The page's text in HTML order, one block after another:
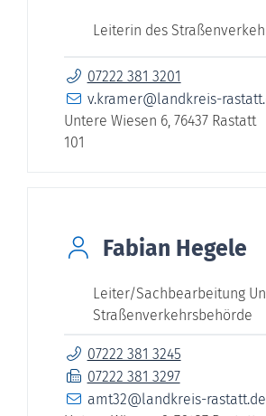
Leiterin des
07222 381 3201
v.kramer@landkreis-
Untere Wiesen 6, 76437 Rastatt
101
Fabian Hegele
Leiter/Sachbearbeitung
Straßenverkehrsbehörde
07222 381 3245
07222 381 3297
amt32@landkreis-rastatt.de